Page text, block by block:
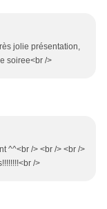
jolie présentation,
soiree<br />
^^<br /> <br /> <br />
/>